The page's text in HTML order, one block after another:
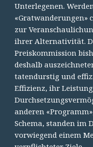
Unterlegenen.
«Gratwanderungen»
zur
ihrer Alternativität.
Preiskommission
deshalb
tatendurstig und
Effizienz, ihr
anderen
Schema, standen im
vorwiegend einem